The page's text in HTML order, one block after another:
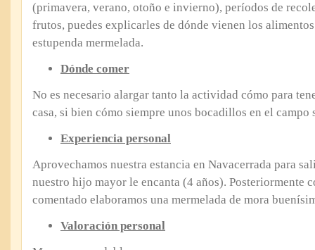
(primavera, verano, otoño e invierno), períodos de
frutos, puedes explicarles de dónde vienen los
estupenda mermelada.
Dónde comer
No es necesario alargar tanto la actividad cómo para
casa, si bien cómo siempre unos bocadillos en el campo
Experiencia personal
Aprovechamos nuestra estancia en Navacerrada para
nuestro hijo mayor le encanta (4 años). Posteriormente
comentado elaboramos una mermelada de mora
Valoración personal